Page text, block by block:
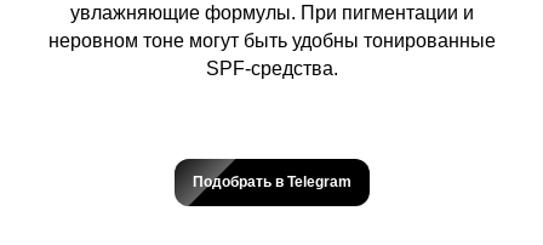
увлажняющие формулы. При пигментации и
неровном тоне могут быть удобны тонированные
SPF-средства.
Подобрать в Telegram